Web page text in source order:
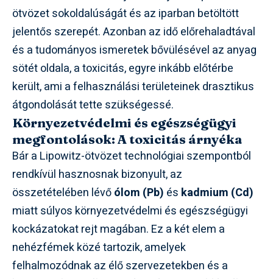
ötvözet sokoldalúságát és az iparban betöltött
jelentős szerepét. Azonban az idő előrehaladtával
és a tudományos ismeretek bővülésével az anyag
sötét oldala, a toxicitás, egyre inkább előtérbe
került, ami a felhasználási területeinek drasztikus
átgondolását tette szükségessé.
Környezetvédelmi és egészségügyi
megfontolások: A toxicitás árnyéka
Bár a Lipowitz-ötvözet technológiai szempontból
rendkívül hasznosnak bizonyult, az
összetételében lévőólom (Pb) és kadmium (Cd)
miatt súlyos környezetvédelmi és egészségügyi
kockázatokat rejt magában. Ez a két elem a
nehézfémek közé tartozik, amelyek
felhalmozódnak az élő szervezetekben és a